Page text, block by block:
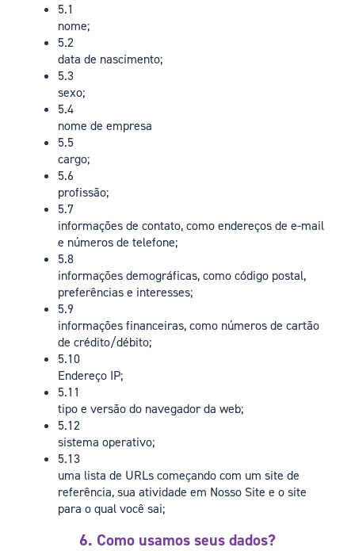
5.1
nome;
5.2
data de nascimento;
5.3
sexo;
5.4
nome de empresa
5.5
cargo;
5.6
profissão;
5.7
informações de contato, como endereços de e-mail
e números de telefone;
5.8
informações demográficas, como código postal,
preferências e interesses;
5.9
informações financeiras, como números de cartão
de crédito/débito;
5.10
Endereço IP;
5.11
tipo e versão do navegador da web;
5.12
sistema operativo;
5.13
uma lista de URLs começando com um site de
referência, sua atividade em Nosso Site e o site
para o qual você sai;
6. Como usamos seus dados?